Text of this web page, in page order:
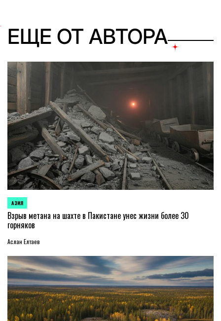
ЕЩЕ ОТ АВТОРА
ОПУБЛИКОВАНО
В
АЗИЯ
Взрыв метана на шахте в Пакистане унес жизни более 30
горняков
Аслан Елтаев